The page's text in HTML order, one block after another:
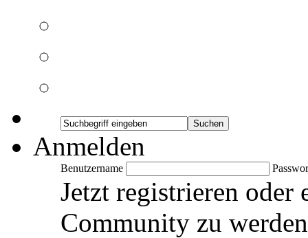
Anmelden
Benutzername
Jetzt registrieren
Community zu